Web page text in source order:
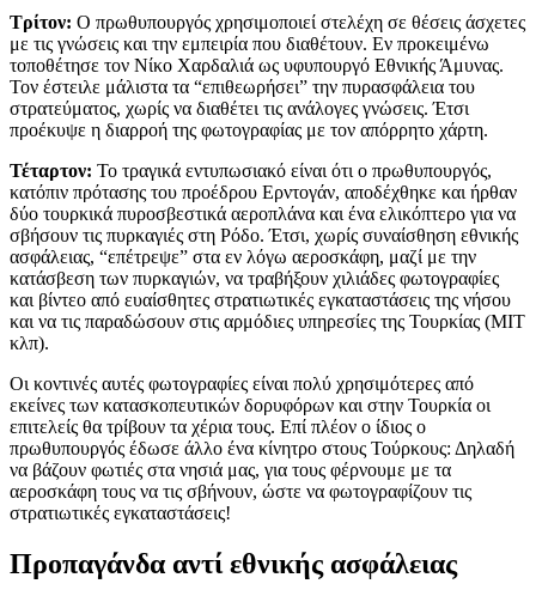
Τρίτον: Ο πρωθυπουργός χρησιμοποιεί στελέχη σε θέσεις άσχετες
με τις γνώσεις και την εμπειρία που διαθέτουν. Εν προκειμένω
τοποθέτησε τον Νίκο Χαρδαλιά ως υφυπουργό Εθνικής Άμυνας.
Τον έστειλε μάλιστα τα “επιθεωρήσει” την πυρασφάλεια του
στρατεύματος, χωρίς να διαθέτει τις ανάλογες γνώσεις. Έτσι
προέκυψε η διαρροή της φωτογραφίας με τον απόρρητο χάρτη.
Τέταρτον: Το τραγικά εντυπωσιακό είναι ότι ο πρωθυπουργός,
κατόπιν πρότασης του προέδρου Ερντογάν, αποδέχθηκε και ήρθαν
δύο τουρκικά πυροσβεστικά αεροπλάνα και ένα ελικόπτερο για να
σβήσουν τις πυρκαγιές στη Ρόδο. Έτσι, χωρίς συναίσθηση εθνικής
ασφάλειας, “επέτρεψε” στα εν λόγω αεροσκάφη, μαζί με την
κατάσβεση των πυρκαγιών, να τραβήξουν χιλιάδες φωτογραφίες
και βίντεο από ευαίσθητες στρατιωτικές εγκαταστάσεις της νήσου
και να τις παραδώσουν στις αρμόδιες υπηρεσίες της Τουρκίας (ΜΙΤ
κλπ).
Οι κοντινές αυτές φωτογραφίες είναι πολύ χρησιμότερες από
εκείνες των κατασκοπευτικών δορυφόρων και στην Τουρκία οι
επιτελείς θα τρίβουν τα χέρια τους. Επί πλέον ο ίδιος ο
πρωθυπουργός έδωσε άλλο ένα κίνητρο στους Τούρκους: Δηλαδή
να βάζουν φωτιές στα νησιά μας, για τους φέρνουμε με τα
αεροσκάφη τους να τις σβήνουν, ώστε να φωτογραφίζουν τις
στρατιωτικές εγκαταστάσεις!
Προπαγάνδα αντί εθνικής ασφάλειας